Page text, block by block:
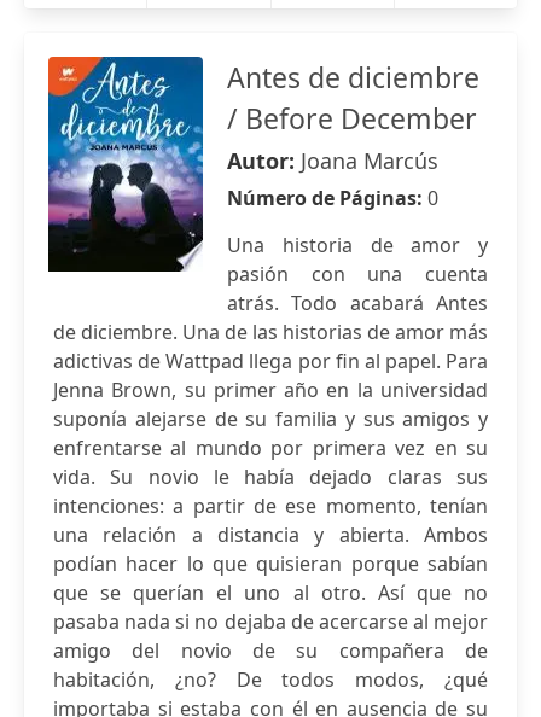
Antes de diciembre
/ Before December
Autor: Joana Marcús
Número de Páginas: 0
Una historia de amor y
pasión con una cuenta
atrás. Todo acabará Antes
de diciembre. Una de las historias de amor más
adictivas de Wattpad llega por fin al papel. Para
Jenna Brown, su primer año en la universidad
suponía alejarse de su familia y sus amigos y
enfrentarse al mundo por primera vez en su
vida. Su novio le había dejado claras sus
intenciones: a partir de ese momento, tenían
una relación a distancia y abierta. Ambos
podían hacer lo que quisieran porque sabían
que se querían el uno al otro. Así que no
pasaba nada si no dejaba de acercarse al mejor
amigo del novio de su compañera de
habitación, ¿no? De todos modos, ¿qué
importaba si estaba con él en ausencia de su